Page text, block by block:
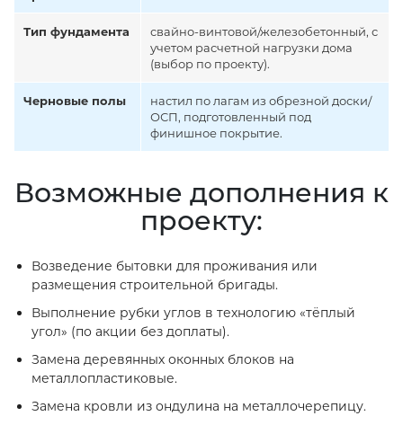
Тип фундамента
свайно-винтовой/железобетонный, с
учетом расчетной нагрузки дома
(выбор по проекту).
Черновые полы
настил по лагам из обрезной доски/
ОСП, подготовленный под
финишное покрытие.
Возможные дополнения к
проекту:
Возведение бытовки для проживания или
размещения строительной бригады.
Выполнение рубки углов в технологию «тёплый
угол» (по акции без доплаты).
Замена деревянных оконных блоков на
металлопластиковые.
Замена кровли из ондулина на металлочерепицу.